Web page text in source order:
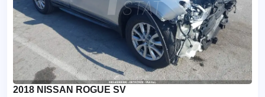
2018 NISSAN ROGUE SV